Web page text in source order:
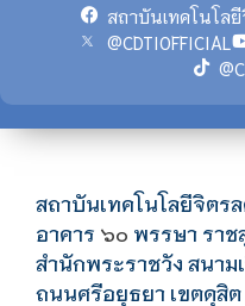
สถาบันเทคโนโล
@CDTIOFFICIAL
สถาบันเทคโนโลยีจิตร
อาคาร ๖๐ พรรษา รา
สำนักพระราชวัง สนาม
ถนนศรีอยุธยา เขตดุสิต